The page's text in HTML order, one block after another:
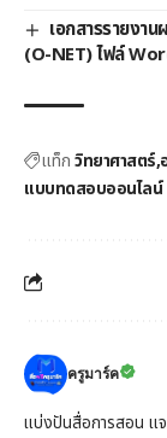
เอกสารรายงา
(O-NET) ไฟล์
แท็กวิทยาศาสตร์
แบบทดสอบออนไล
ครูมาร์ค
แบ่งปันสื่อการสอน แ